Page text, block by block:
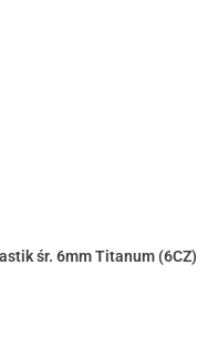
śr. 6mm Titanum (6CZ)